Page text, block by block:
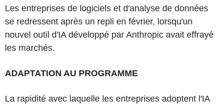
Les entreprises de logiciels et d'analyse de données
se redressent après un repli en février, lorsqu'un
nouvel outil d'IA développé par Anthropic avait effrayé
les marchés.
ADAPTATION AU PROGRAMME
La rapidité avec laquelle les entreprises adoptent l'IA